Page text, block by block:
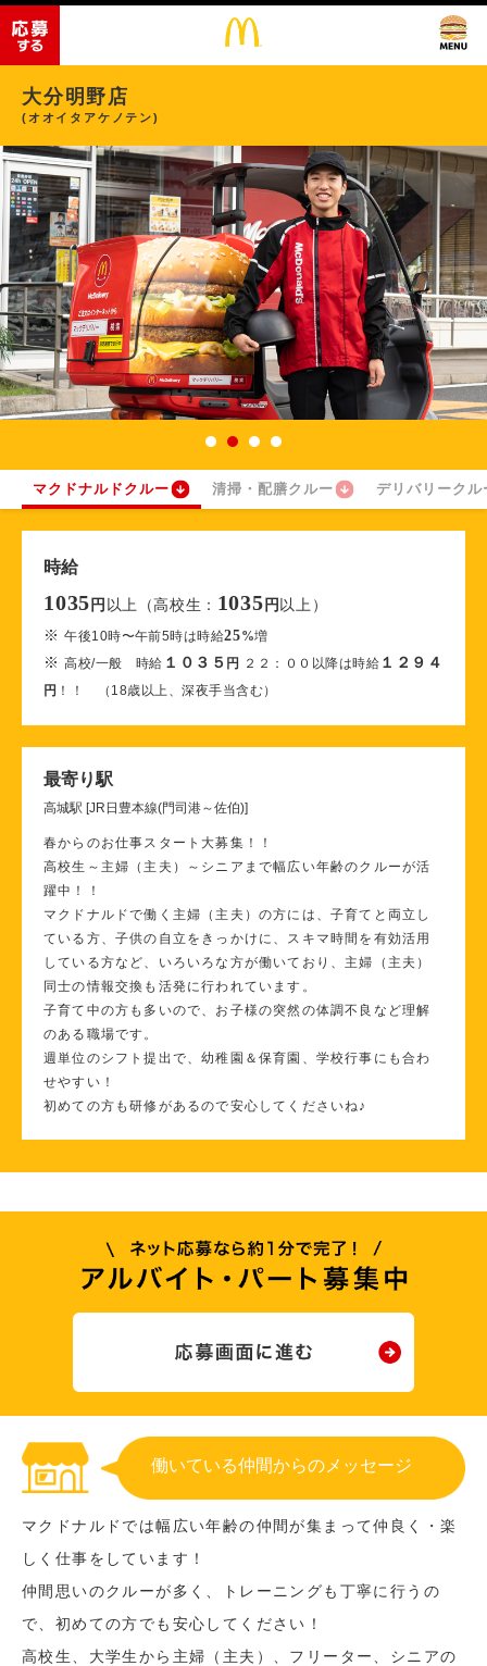
大分明野店
(オオイタアケノテン)
マクドナルドクルー 清掃・配膳クルー デリバリークル
時給
1035 円 以上（高校生： 1035 円 以上）
※午後10時〜午前5時は時給25%増
※高校/一般 時給 １０３５ 円 ２２：００以降は時給１２９４
円 ！！ （18歳以上、深夜手当含む）
最寄り駅
高城駅 [JR日豊本線(門司港～佐伯)]
春からのお仕事スタート大募集！！
高校生～主婦（主夫）～シニアまで幅広い年齢のクルーが活
躍中！！
マクドナルドで働く主婦（主夫）の方には、子育てと両立し
ている方、子供の自立をきっかけに、スキマ時間を有効活用
している方など、いろいろな方が働いており、主婦（主夫）
同士の情報交換も活発に行われています。
子育て中の方も多いので、お子様の突然の体調不良など理解
のある職場です。
週単位のシフト提出で、幼稚園＆保育園、学校行事にも合わ
せやすい！
初めての方も研修があるので安心してくださいね♪
働いている仲間からのメッセージ
マクドナルドでは幅広い年齢の仲間が集まって仲良く・楽
しく仕事をしています！
仲間思いのクルーが多く、トレーニングも丁寧に行うの
で、初めての方でも安心してください！
高校生、大学生から主婦（主夫）、フリーター、シニアの